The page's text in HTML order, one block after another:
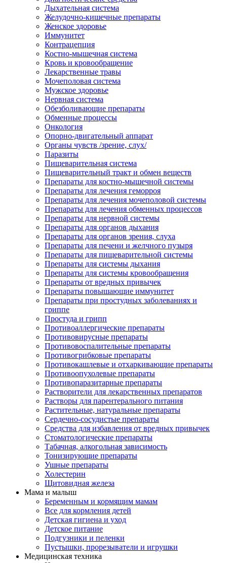
Дыхательная система
Желудочно-кишечные препараты
Женское здоровье
Иммунитет
Контрацепция
Костно-мышечная система
Кровь и кровообращение
Лекарственные травы
Мочеполовая система
Мужское здоровье
Нервная система
Обезболивающие препараты
Обменные процессы
Онкология
Опорно-двигательный аппарат
Органы чувств /зрение, слух/
Паразиты
Пищеварительная система
Пищеварительный тракт и обмен веществ
Препараты для костно-мышечной системы
Препараты для лечения геморроя
Препараты для лечения мочеполовой системы
Препараты для лечения обменных процессов
Препараты для нервной системы
Препараты для органов дыхания
Препараты для органов зрения, слуха
Препараты для печени и желчного пузыря
Препараты для пищеварительной системы
Препараты для системы дыхания
Препараты для системы кровообращения
Препараты от вредных привычек
Препараты повышающие иммунитет
Препараты при простудных заболеваниях и
гриппе
Простуда и грипп
Противоаллергические препараты
Противовирусные препараты
Противовоспалительные препараты
Противогрибковые препараты
Противокашлевые и отхаркивающие препараты
Противоопухолевые препараты
Противопаразитарные препараты
Растворители для лекарственных препаратов
Растворы для парентерального питания
Растительные, натуральные препараты
Сердечно-сосудистые препараты
Средства для избавления от вредных привычек
Стоматологические препараты
Табачная, алкогольная зависимость
Тонизирующие препараты
Ушные препараты
Холестерин
Щитовидная железа
Мама и малыш
Беременным и кормящим мамам
Все для кормления детей
Детская гигиена и уход
Детское питание
Подгузники и пеленки
Пустышки, прорезыватели и игрушки
Медицинская техника